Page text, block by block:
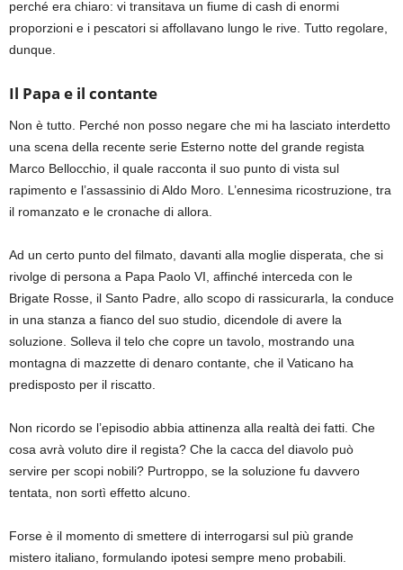
perché era chiaro: vi transitava un fiume di cash di enormi
proporzioni e i pescatori si affollavano lungo le rive. Tutto regolare,
dunque.
Il Papa e il contante
Non è tutto. Perché non posso negare che mi ha lasciato interdetto
una scena della recente serie Esterno notte del grande regista
Marco Bellocchio, il quale racconta il suo punto di vista sul
rapimento e l’assassinio di Aldo Moro. L’ennesima ricostruzione, tra
il romanzato e le cronache di allora.
Ad un certo punto del filmato, davanti alla moglie disperata, che si
rivolge di persona a Papa Paolo VI, affinché interceda con le
Brigate Rosse, il Santo Padre, allo scopo di rassicurarla, la conduce
in una stanza a fianco del suo studio, dicendole di avere la
soluzione. Solleva il telo che copre un tavolo, mostrando una
montagna di mazzette di denaro contante, che il Vaticano ha
predisposto per il riscatto.
Non ricordo se l’episodio abbia attinenza alla realtà dei fatti. Che
cosa avrà voluto dire il regista? Che la cacca del diavolo può
servire per scopi nobili? Purtroppo, se la soluzione fu davvero
tentata, non sortì effetto alcuno.
Forse è il momento di smettere di interrogarsi sul più grande
mistero italiano, formulando ipotesi sempre meno probabili.